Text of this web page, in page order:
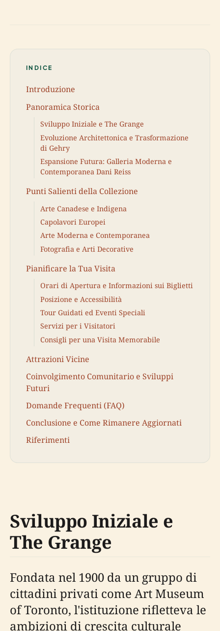
INDICE
Introduzione
Panoramica Storica
Sviluppo Iniziale e The Grange
Evoluzione Architettonica e Trasformazione
di Gehry
Espansione Futura: Galleria Moderna e
Contemporanea Dani Reiss
Punti Salienti della Collezione
Arte Canadese e Indigena
Capolavori Europei
Arte Moderna e Contemporanea
Fotografia e Arti Decorative
Pianificare la Tua Visita
Orari di Apertura e Informazioni sui Biglietti
Posizione e Accessibilità
Tour Guidati ed Eventi Speciali
Servizi per i Visitatori
Consigli per una Visita Memorabile
Attrazioni Vicine
Coinvolgimento Comunitario e Sviluppi
Futuri
Domande Frequenti (FAQ)
Conclusione e Come Rimanere Aggiornati
Riferimenti
Sviluppo Iniziale e
The Grange
Fondata nel 1900 da un gruppo di
cittadini privati come Art Museum
of Toronto, l'istituzione rifletteva le
ambizioni di crescita culturale